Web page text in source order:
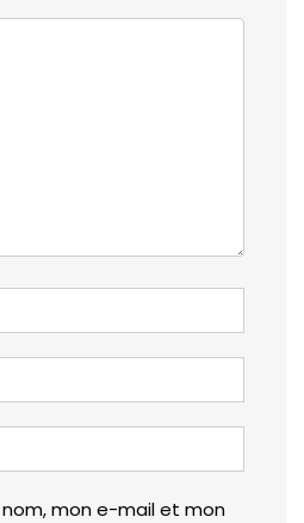
mon e-mail et mon